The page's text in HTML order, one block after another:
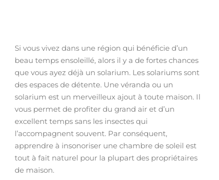
Si vous vivez dans une région qui bénéficie d’un
beau temps ensoleillé, alors il y a de fortes chances
que vous ayez déjà un solarium. Les solariums sont
des espaces de détente. Une véranda ou un
solarium est un merveilleux ajout à toute maison. Il
vous permet de profiter du grand air et d’un
excellent temps sans les insectes qui
l’accompagnent souvent. Par conséquent,
apprendre à insonoriser une chambre de soleil est
tout à fait naturel pour la plupart des propriétaires
de maison.